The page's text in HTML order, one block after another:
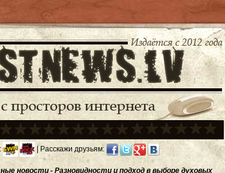
| Расскажи друзьям:
новости - Разновидности и подход в выборе духовых